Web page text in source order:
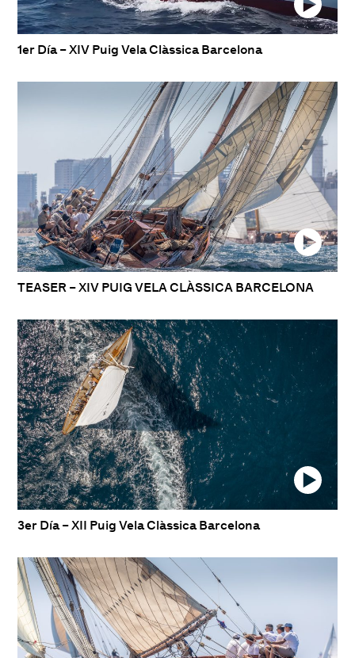
1er Día – XIV Puig Vela Clàssica Barcelona
TEASER – XIV PUIG VELA CLÀSSICA BARCELONA
3er Día – XII Puig Vela Clàssica Barcelona